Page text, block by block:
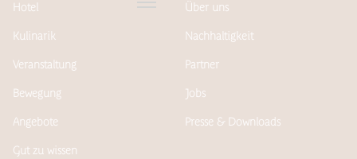
Hotel
Kulinarik
Veranstaltung
Bewegung
Angebote
Gut zu wissen
Über uns
Nachhaltigkeit
Partner
Jobs
Presse & Downloads